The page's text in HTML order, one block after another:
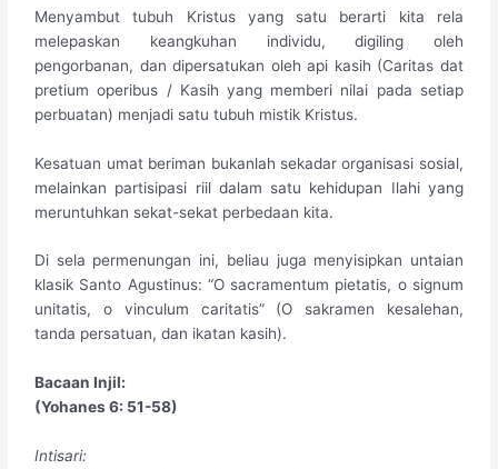
Menyambut tubuh Kristus yang satu berarti kita rela
melepaskan keangkuhan individu, digiling oleh
pengorbanan, dan dipersatukan oleh api kasih (Caritas dat
pretium operibus / Kasih yang memberi nilai pada setiap
perbuatan) menjadi satu tubuh mistik Kristus.
Kesatuan umat beriman bukanlah sekadar organisasi sosial,
melainkan partisipasi riil dalam satu kehidupan Ilahi yang
meruntuhkan sekat-sekat perbedaan kita.
Di sela permenungan ini, beliau juga menyisipkan untaian
klasik Santo Agustinus: “O sacramentum pietatis, o signum
unitatis, o vinculum caritatis” (O sakramen kesalehan,
tanda persatuan, dan ikatan kasih).
​Bacaan Injil:
(Yohanes 6: 51-58)
​Intisari: